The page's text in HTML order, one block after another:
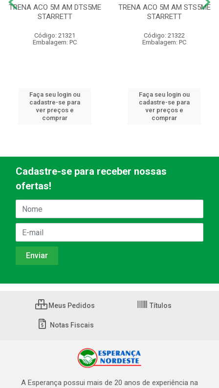
TRENA ACO 5M AM DTS5ME
STARRETT
Código: 21321
Embalagem: PC
Faça seu login ou
cadastre-se para
ver preços e
comprar
TRENA ACO 5M AM STS5ME
STARRETT
Código: 21322
Embalagem: PC
Faça seu login ou
cadastre-se para
ver preços e
comprar
Cadastre-se para receber nossas
ofertas!
Meus Pedidos Títulos
Notas Fiscais
A Esperança possui mais de 20 anos de experiência na